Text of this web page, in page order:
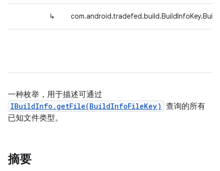
↳
一种枚举，用于描述可通过
IBuildInfo.getFile(BuildInfoFileKey) 查询的所有
已知文件类型。
摘要